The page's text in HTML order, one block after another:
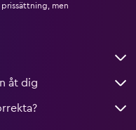
men
åt dig